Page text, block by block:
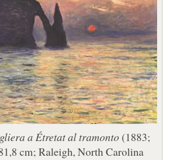
a Étretat al tramonto(1883;
cm; Raleigh, North Carolina